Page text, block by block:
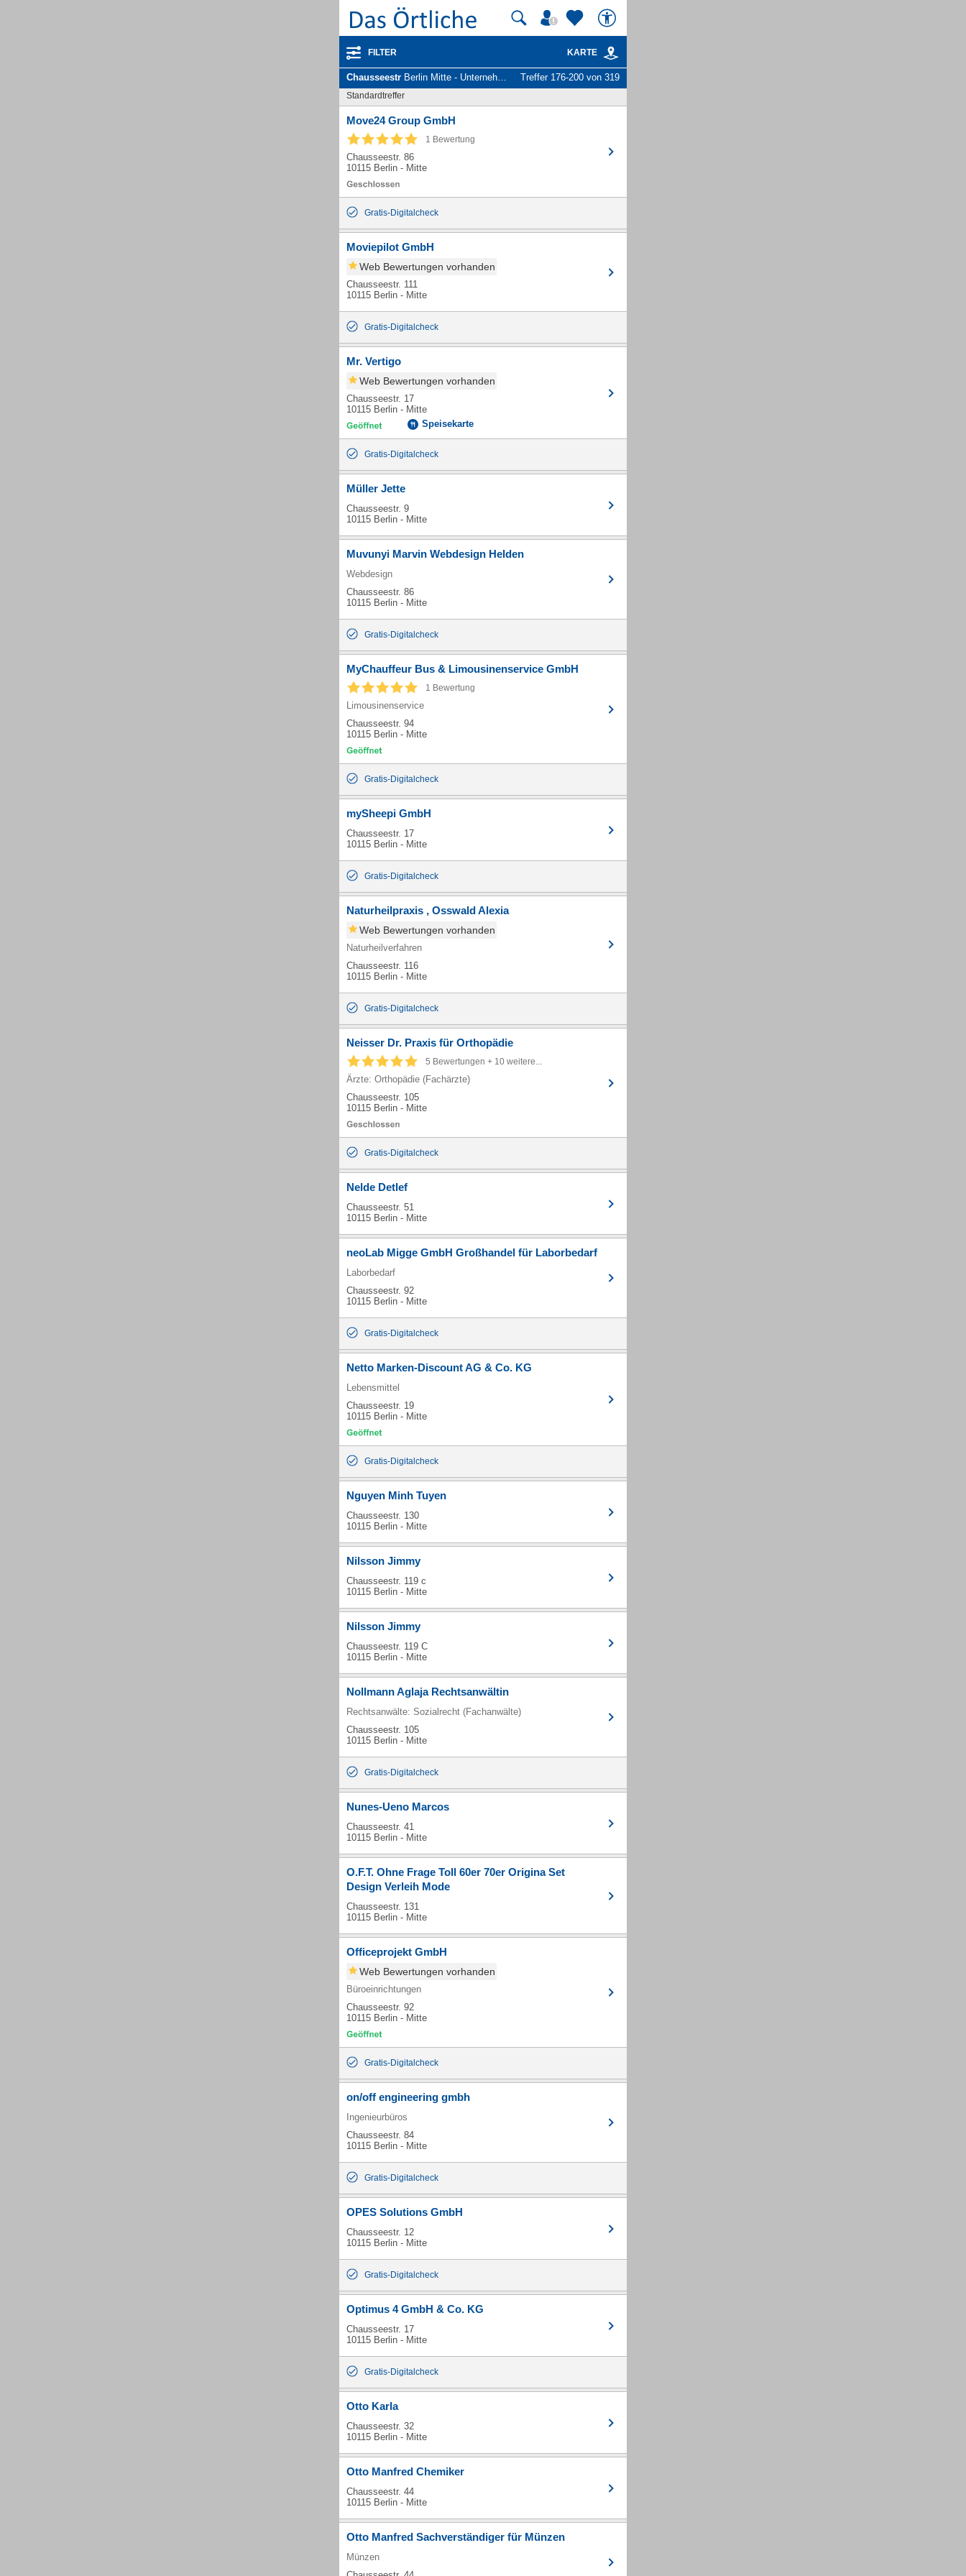
FILTER KARTE
Chausseestr Berlin Mitte - Unternehmen und Personen Treffer 176-200 von 319
Standardtreffer
Move24 Group GmbH
1 Bewertung
Chausseestr. 86
10115 Berlin - Mitte
Gratis-Digitalcheck
Moviepilot GmbH
Web Bewertungen vorhanden
Chausseestr. 111
10115 Berlin - Mitte
Gratis-Digitalcheck
Mr. Vertigo
Web Bewertungen vorhanden
Chausseestr. 17
10115 Berlin - Mitte
Speisekarte
Gratis-Digitalcheck
Müller Jette
Chausseestr. 9
10115 Berlin - Mitte
Muvunyi Marvin Webdesign Helden
Webdesign
Chausseestr. 86
10115 Berlin - Mitte
Gratis-Digitalcheck
MyChauffeur Bus & Limousinenservice GmbH
1 Bewertung
Limousinenservice
Chausseestr. 94
10115 Berlin - Mitte
Gratis-Digitalcheck
mySheepi GmbH
Chausseestr. 17
10115 Berlin - Mitte
Gratis-Digitalcheck
Naturheilpraxis , Osswald Alexia
Web Bewertungen vorhanden
Naturheilverfahren
Chausseestr. 116
10115 Berlin - Mitte
Gratis-Digitalcheck
Neisser Dr. Praxis für Orthopädie
5 Bewertungen + 10 weitere...
Ärzte: Orthopädie (Fachärzte)
Chausseestr. 105
10115 Berlin - Mitte
Gratis-Digitalcheck
Nelde Detlef
Chausseestr. 51
10115 Berlin - Mitte
neoLab Migge GmbH Großhandel für Laborbedarf
Laborbedarf
Chausseestr. 92
10115 Berlin - Mitte
Gratis-Digitalcheck
Netto Marken-Discount AG & Co. KG
Lebensmittel
Chausseestr. 19
10115 Berlin - Mitte
Gratis-Digitalcheck
Nguyen Minh Tuyen
Chausseestr. 130
10115 Berlin - Mitte
Nilsson Jimmy
Chausseestr. 119 c
10115 Berlin - Mitte
Nilsson Jimmy
Chausseestr. 119 C
10115 Berlin - Mitte
Nollmann Aglaja Rechtsanwältin
Rechtsanwälte: Sozialrecht (Fachanwälte)
Chausseestr. 105
10115 Berlin - Mitte
Gratis-Digitalcheck
Nunes-Ueno Marcos
Chausseestr. 41
10115 Berlin - Mitte
O.F.T. Ohne Frage Toll 60er 70er Origina Set
Design Verleih Mode
Chausseestr. 131
10115 Berlin - Mitte
Officeprojekt GmbH
Web Bewertungen vorhanden
Büroeinrichtungen
Chausseestr. 92
10115 Berlin - Mitte
Gratis-Digitalcheck
on/off engineering gmbh
Ingenieurbüros
Chausseestr. 84
10115 Berlin - Mitte
Gratis-Digitalcheck
OPES Solutions GmbH
Chausseestr. 12
10115 Berlin - Mitte
Gratis-Digitalcheck
Optimus 4 GmbH & Co. KG
Chausseestr. 17
10115 Berlin - Mitte
Gratis-Digitalcheck
Otto Karla
Chausseestr. 32
10115 Berlin - Mitte
Otto Manfred Chemiker
Chausseestr. 44
10115 Berlin - Mitte
Otto Manfred Sachverständiger für Münzen
Münzen